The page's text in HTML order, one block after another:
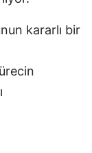
kararlı bir